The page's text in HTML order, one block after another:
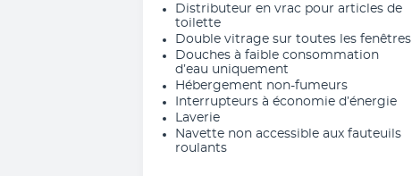
Distributeur en vrac pour articles de
toilette
Double vitrage sur toutes les fenêtres
Douches à faible consommation
d’eau uniquement
Hébergement non-fumeurs
Interrupteurs à économie d’énergie
Laverie
Navette non accessible aux fauteuils
roulants